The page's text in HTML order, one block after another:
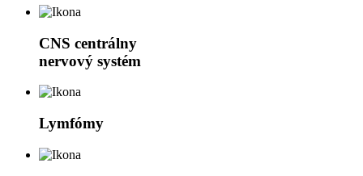
CNS centrálny
nervový systém
Lymfómy